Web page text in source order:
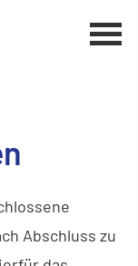
Abschluss zu